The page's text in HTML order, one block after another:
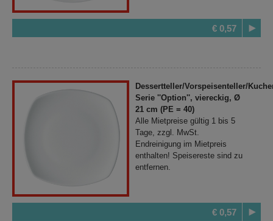
€ 0,57
Dessertteller/Vorspeisenteller/
Serie ''Option'', viereckig, Ø
21 cm (PE = 40)
Alle Mietpreise gültig 1 bis 5
Tage, zzgl. MwSt.
Endreinigung im Mietpreis
enthalten! Speisereste sind zu
entfernen.
€ 0,57